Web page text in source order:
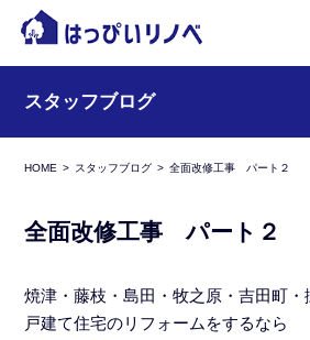
スタッフブログ
HOME スタッフブログ 全面改修工事 パート２
全面改修工事 パート２
焼津・藤枝・島田・牧之原・吉田町・
戸建て住宅のリフォームをするなら